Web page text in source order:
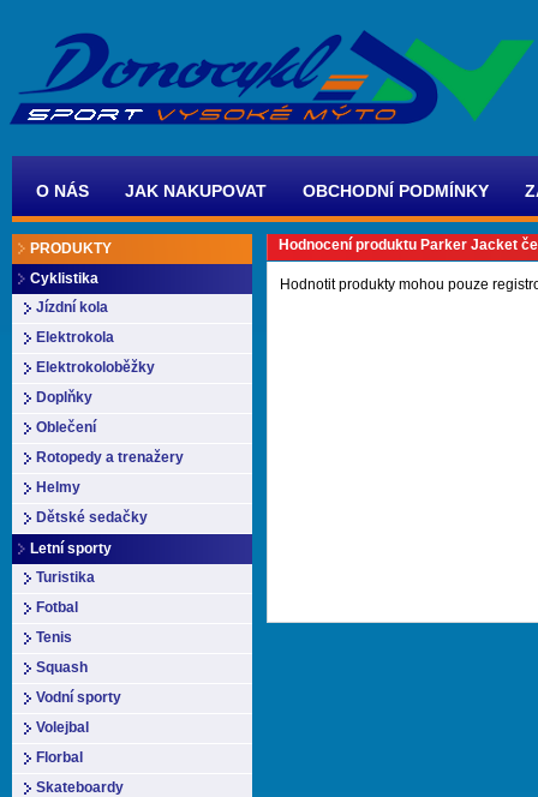
O NÁS JAK NAKUPOVAT OBCHODNÍ PODMÍNKY
PRODUKTY
Cyklistika
Jízdní kola
Elektrokola
Elektrokoloběžky
Doplňky
Oblečení
Rotopedy a trenažery
Helmy
Dětské sedačky
Letní sporty
Turistika
Fotbal
Tenis
Squash
Vodní sporty
Volejbal
Florbal
Skateboardy
Hodnocení produktu Parker Jacket
Hodnotit produkty mohou pouze